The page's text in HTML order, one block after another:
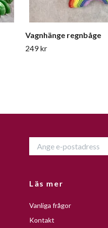
Vagnhänge regnbåge
249 kr
Läs mer
Vanliga frågor
Kontakt